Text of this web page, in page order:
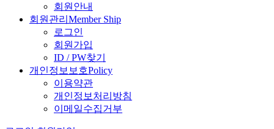
회원안내
회원관리 Member Ship
로그인
회원가입
ID / PW찾기
개인정보보호Policy
이용약관
개인정보처리방침
이메일수집거부